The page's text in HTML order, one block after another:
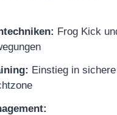
Frog Kick
Einstieg in